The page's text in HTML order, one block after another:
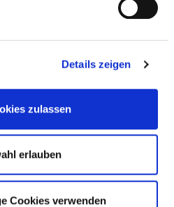
Details zeigen
zulassen
erlauben
Cookies verwenden
216
WEITERBILDUNG
MIT